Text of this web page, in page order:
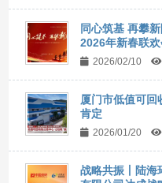
同心筑基 再攀
2026年新春联
2026/02/10
厦门市低值可回
肯定
2026/01/20
战略共振丨陆海